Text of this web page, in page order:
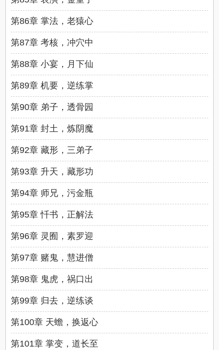
第86章 掌法，老猿心
第87章 考核，冲穴中
第88章 小宴，月下仙
第89章 机要，逆练掌
第90章 弟子，透骨园
第91章 封土，炼阴魔
第92章 藏形，三弟子
第93章 升天，藏形功
第94章 师兄，污金瓶
第95章 忏书，正解法
第96章 灵囿，素罗迎
第97章 赌鬼，慧进僧
第98章 鬼虎，祸口出
第99章 归去，逆练谈
第100章 天蟾，换返心
第101章 掌变，道长至